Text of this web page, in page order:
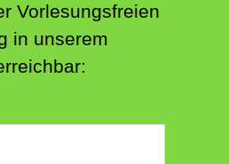
Vorlesungsfreien
in unserem